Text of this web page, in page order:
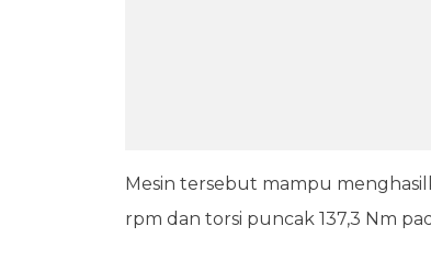
Mesin tersebut mampu
rpm dan torsi puncak 137,3 Nm